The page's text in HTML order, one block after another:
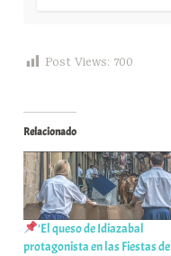
Post Views: 700
Relacionado
’El queso de Idiazabal
protagonista en las Fiestas de